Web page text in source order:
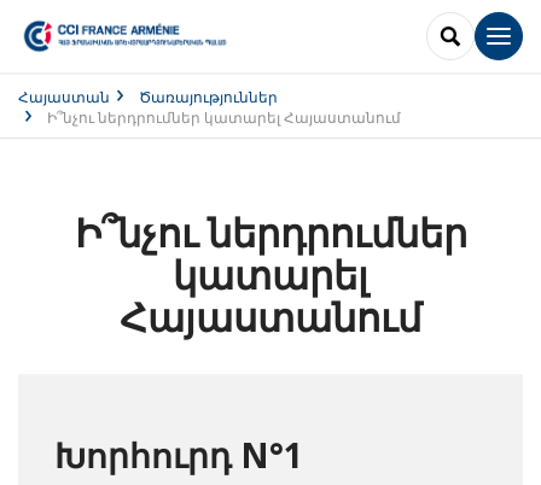
SEARCH
Հայաստան
Ծառայություններ
Ի՞նչու ներդրումներ կատարել Հայաստանում
Ի՞նչու ներդրումներ
կատարել
Հայաստանում
Խորհուրդ N°1